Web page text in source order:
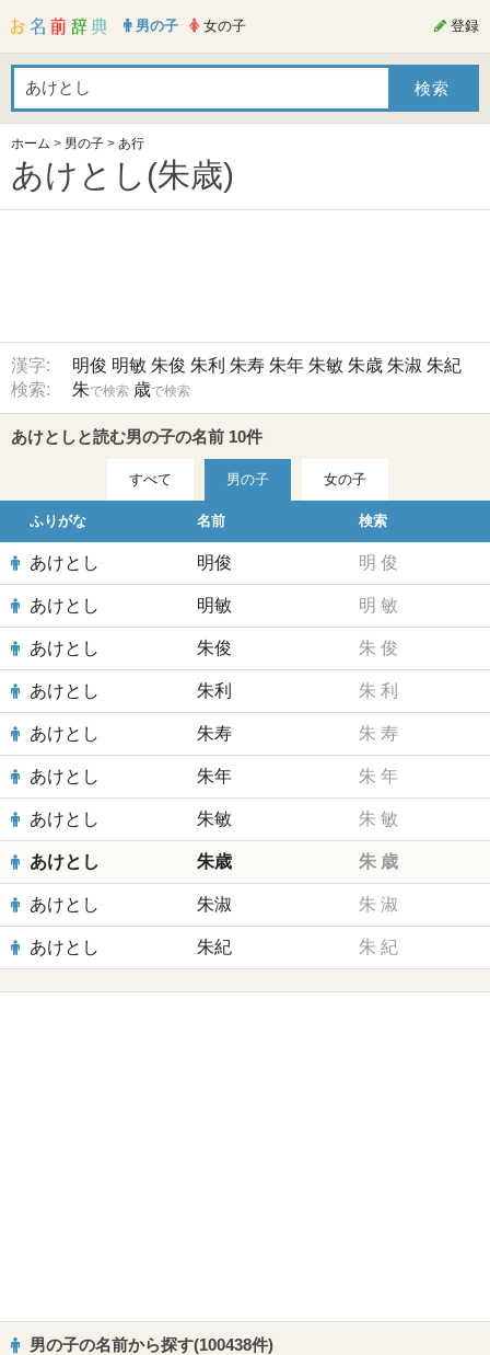
男の子 女の子 登録
ホーム > 男の子 > あ行
あけとし(朱歳)
漢字: 明俊 明敏 朱俊 朱利 朱寿 朱年 朱敏 朱歳 朱淑 朱紀
検索:
朱で検索 歳で検索
あけとしと読む男の子の名前 10件
すべて 男の子 女の子
ふりがな 名前 検索
あけとし 明俊 明 俊
あけとし 明敏 明 敏
あけとし 朱俊 朱 俊
あけとし 朱利 朱 利
あけとし 朱寿 朱 寿
あけとし 朱年 朱 年
あけとし 朱敏 朱 敏
あけとし 朱歳 朱 歳
あけとし 朱淑 朱 淑
あけとし 朱紀 朱 紀
男の子の名前から探す(100438件)